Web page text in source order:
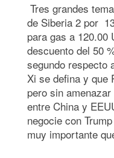
Tres grandes
de Siberia 2 por
para gas a 120.00
descuento del 50
segundo respecto
Xi se defina y que
pero sin
entre China y
negocie con
muy importante